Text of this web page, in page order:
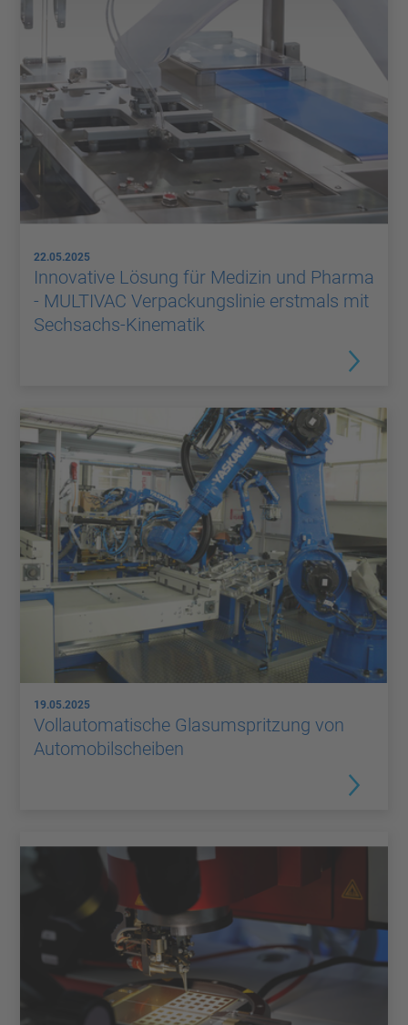
22.05.2025
Innovative Lösung für Medizin und Pharma
- MULTIVAC Verpackungslinie erstmals mit
Sechsachs-Kinematik
19.05.2025
Vollautomatische Glasumspritzung von
Automobilscheiben